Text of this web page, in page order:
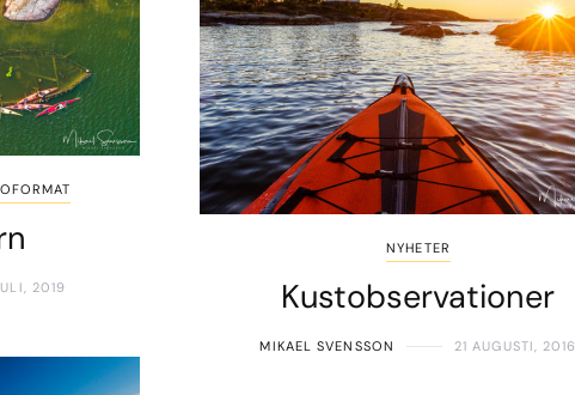
2019
NYHETER
Kustobservationer
MIKAEL SVENSSON 21 AUGUSTI, 2016